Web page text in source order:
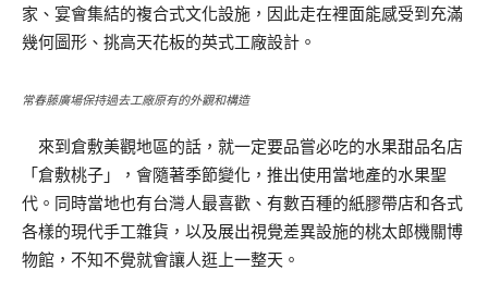
家、宴會集結的複合式文化設施，因此走在裡面能感受到充滿
幾何圖形、挑高天花板的英式工廠設計。
常春藤廣場保持過去工廠原有的外觀和構造
來到倉敷美觀地區的話，就一定要品嘗必吃的水果甜品名店
「倉敷桃子」，會隨著季節變化，推出使用當地產的水果聖
代。同時當地也有台灣人最喜歡、有數百種的紙膠帶店和各式
各樣的現代手工雜貨，以及展出視覺差異設施的桃太郎機關博
物館，不知不覺就會讓人逛上一整天。